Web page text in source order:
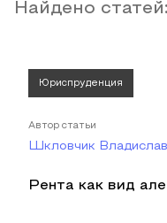
Найдено статей:
Юриспруденция
Автор статьи
Шкловчик
Рента как вид